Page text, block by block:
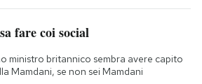
fare coi social
ministro britannico sembra avere capito
Mamdani, se non sei Mamdani